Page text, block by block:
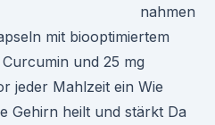
nahmen
mit biooptimiertem
und 25 mg
jeder Mahlzeit ein Wie
Gehirn heilt und stärkt Da